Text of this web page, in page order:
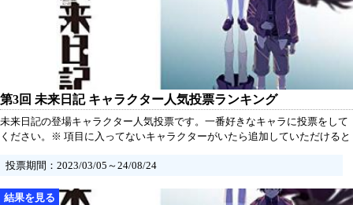
第3回 未来日記 キャラクター人気投票ランキング
未来日記の登場キャラクター人気投票です。一番好きなキャラに投票をして
ください。※ 項目に入ってないキャラクターがいたら追加していただけると
投票期間：2023/03/05～24/08/24